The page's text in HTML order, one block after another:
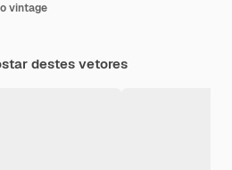
vintage
destes vetores